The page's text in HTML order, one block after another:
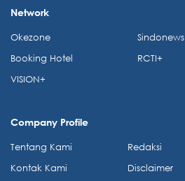
Network
Okezone
Booking Hotel
VISION+
Sindonews
RCTI+
Company Profile
Tentang Kami
Kontak Kami
Redaksi
Disclaimer